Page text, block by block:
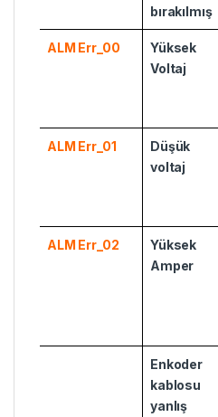
bırakılmış
ALM Err_00
Yüksek
Voltaj
ALM Err_01
Düşük
voltaj
ALM Err_02
Yüksek
Amper
Enkoder
kablosu
yanlış